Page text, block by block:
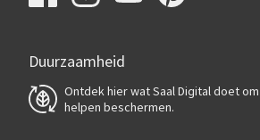
Duurzaamheid
Ontdek hier wat Saal Digital doet
helpen beschermen.